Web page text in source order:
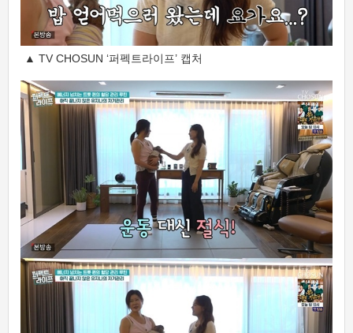
▲ TV CHOSUN ‘퍼펙트라이프’ 캡처